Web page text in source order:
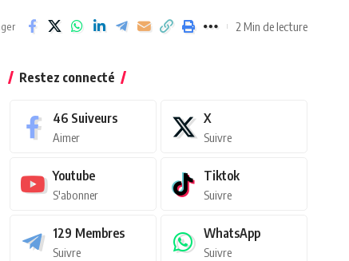
2 Min de lecture
Restez connecté
46 Suiveurs
Aimer
X
Suivre
Youtube
S'abonner
Tiktok
Suivre
129 Membres
Suivre
WhatsApp
Suivre